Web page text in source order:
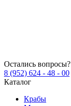
Остались вопросы?
8 (952) 624 - 48 - 00
Каталог
Крабы